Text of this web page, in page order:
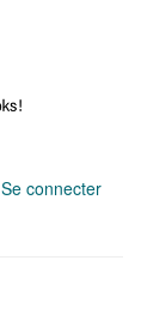
Se connecter